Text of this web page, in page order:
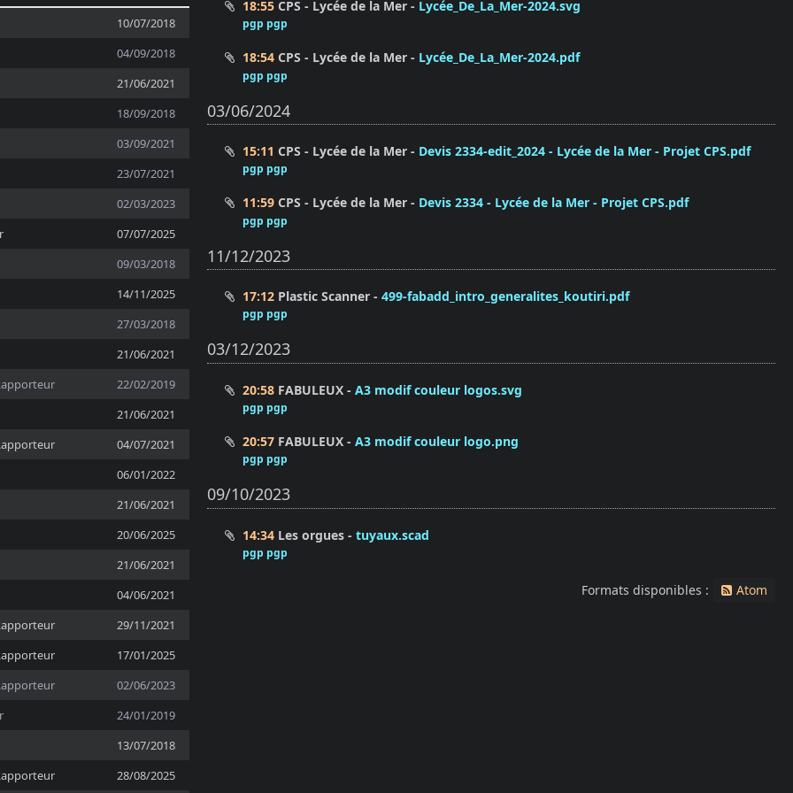
10/07/2018
04/09/2018
21/06/2021
18/09/2018
03/09/2021
23/07/2021
02/03/2023
07/07/2025
09/03/2018
14/11/2025
27/03/2018
21/06/2021
22/02/2019
21/06/2021
04/07/2021
06/01/2022
21/06/2021
20/06/2025
21/06/2021
04/06/2021
29/11/2021
17/01/2025
02/06/2023
24/01/2019
13/07/2018
28/08/2025
18:55 CPS - Lycée de la Mer Lycée_De_La_Mer-2024.svg
pgp pgp
18:54 CPS - Lycée de la Mer Lycée_De_La_Mer-2024.pdf
pgp pgp
03/06/2024
15:11 CPS - Lycée de la Mer Devis 2334-edit_2024 - Lycée de la Mer - Projet CPS.pdf
pgp pgp
11:59 CPS - Lycée de la Mer Devis 2334 - Lycée de la Mer - Projet CPS.pdf
pgp pgp
11/12/2023
17:12 Plastic Scanner 499-fabadd_intro_generalites_koutiri.pdf
pgp pgp
03/12/2023
20:58 FABULEUX A3 modif couleur logos.svg
pgp pgp
20:57 FABULEUX A3 modif couleur logo.png
pgp pgp
09/10/2023
14:34 Les orgues tuyaux.scad
pgp pgp
Formats disponibles : Atom